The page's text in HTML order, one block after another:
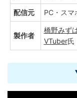
配信元 PC・スマ
製作者
橋野みず
VTuber氏